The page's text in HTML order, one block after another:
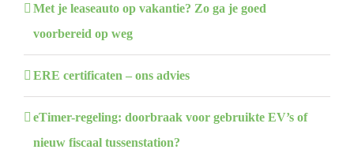
Met je leaseauto op vakantie? Zo ga je goed
voorbereid op weg
ERE certificaten – ons advies
eTimer-regeling: doorbraak voor gebruikte EV’s of
nieuw fiscaal tussenstation?